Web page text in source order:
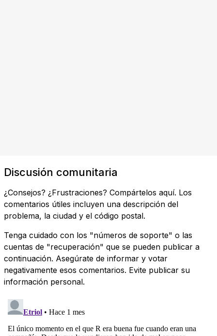
Discusión comunitaria
¿Consejos? ¿Frustraciones? Compártelos aquí. Los
comentarios útiles incluyen una descripción del
problema, la ciudad y el código postal.
Tenga cuidado con los "números de soporte" o las
cuentas de "recuperación" que se pueden publicar a
continuación. Asegúrate de informar y votar
negativamente esos comentarios. Evite publicar su
información personal.